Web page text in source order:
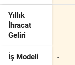
Yıllık
İhracat
Geliri
-
İş Modeli -